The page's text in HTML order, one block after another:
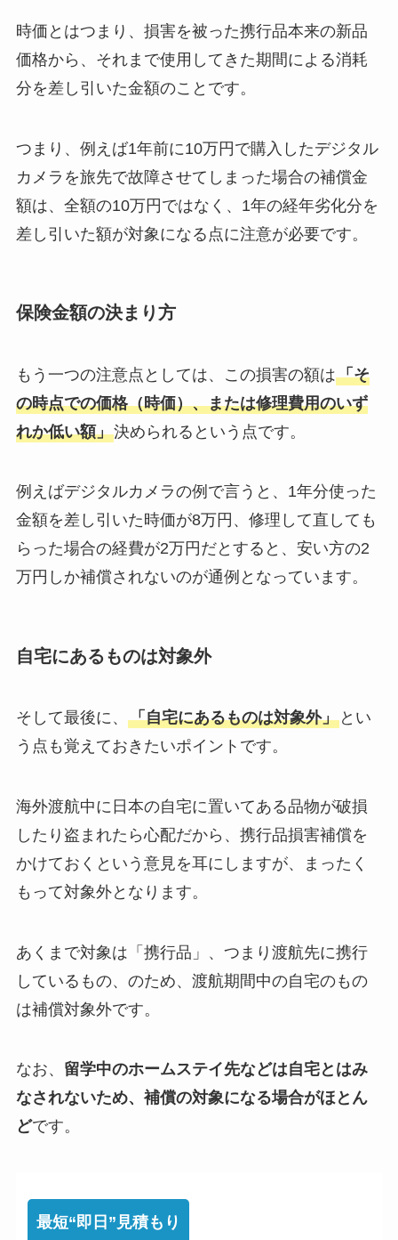
時価とはつまり、損害を被った携行品本来の新品
価格から、それまで使用してきた期間による消耗
分を差し引いた金額のことです。
つまり、例えば1年前に10万円で購入したデジタル
カメラを旅先で故障させてしまった場合の補償金
額は、全額の10万円ではなく、1年の経年劣化分を
差し引いた額が対象になる点に注意が必要です。
保険金額の決まり方
もう一つの注意点としては、この損害の額は「そ
の時点での価格（時価）、または修理費用のいず
れか低い額」決められるという点です。
例えばデジタルカメラの例で言うと、1年分使った
金額を差し引いた時価が8万円、修理して直しても
らった場合の経費が2万円だとすると、安い方の2
万円しか補償されないのが通例となっています。
自宅にあるものは対象外
そして最後に、 「自宅にあるものは対象外」とい
う点も覚えておきたいポイントです。
海外渡航中に日本の自宅に置いてある品物が破損
したり盗まれたら心配だから、携行品損害補償を
かけておくという意見を耳にしますが、まったく
もって対象外となります。
あくまで対象は「携行品」、つまり渡航先に携行
しているもの、のため、渡航期間中の自宅のもの
は補償対象外です。
なお、 留学中のホームステイ先などは自宅とはみ
なされないため、補償の対象になる場合がほとん
どです。
最短“即日”見積もり